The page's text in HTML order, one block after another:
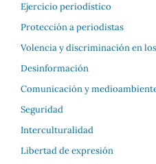
Ejercicio periodístico
Protección a periodistas
Volencia y discriminación en
Desinformación
Comunicación y
Seguridad
Interculturalidad
Libertad de expresión